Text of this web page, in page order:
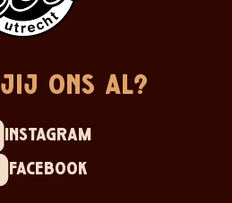
ons al?
instagram
facebook